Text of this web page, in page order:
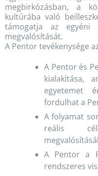
megbirkózásban, a
kultúrába való
támogatja az egyéni
megvalósítását.
A Pentor tevékenysége
A Pentor és
kialakítása,
egyetemet
fordulhat a
A folyamat
reális
A Pentor a
rendszeres